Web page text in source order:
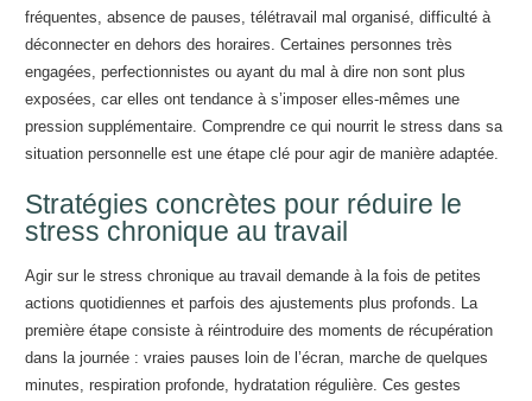
fréquentes, absence de pauses, télétravail mal organisé, difficulté à
déconnecter en dehors des horaires. Certaines personnes très
engagées, perfectionnistes ou ayant du mal à dire non sont plus
exposées, car elles ont tendance à s’imposer elles-mêmes une
pression supplémentaire. Comprendre ce qui nourrit le stress dans sa
situation personnelle est une étape clé pour agir de manière adaptée.
Stratégies concrètes pour réduire le
stress chronique au travail
Agir sur le stress chronique au travail demande à la fois de petites
actions quotidiennes et parfois des ajustements plus profonds. La
première étape consiste à réintroduire des moments de récupération
dans la journée : vraies pauses loin de l’écran, marche de quelques
minutes, respiration profonde, hydratation régulière. Ces gestes